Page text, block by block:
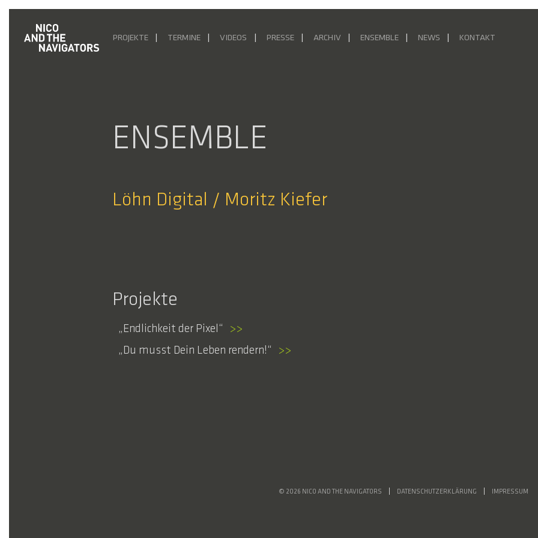
PROJEKTE TERMINE VIDEOS PRESSE ARCHIV ENSEMBLE NEWS KONTAKT
ENSEMBLE
Löhn Digital / Moritz Kiefer
Projekte
Endlichkeit der Pixel
>>
Du musst Dein Leben rendern!
>>
© 2026 NICO AND THE NAVIGATORS DATENSCHUTZERKLÄRUNG IMPRESSUM